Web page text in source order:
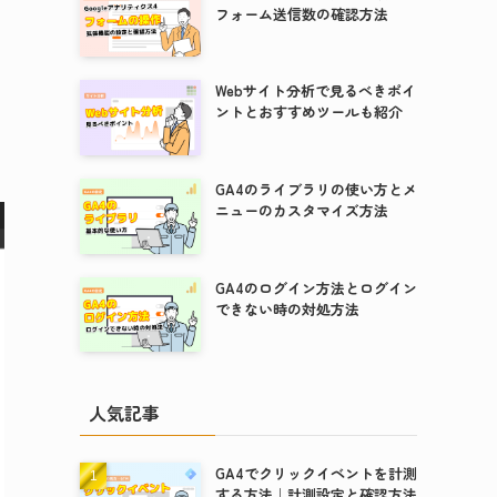
フォーム送信数の確認方法
Webサイト分析で見るべきポイ
ントとおすすめツールも紹介
GA4のライブラリの使い方とメ
ニューのカスタマイズ方法
GA4のログイン方法とログイン
できない時の対処方法
人気記事
GA4でクリックイベントを計測